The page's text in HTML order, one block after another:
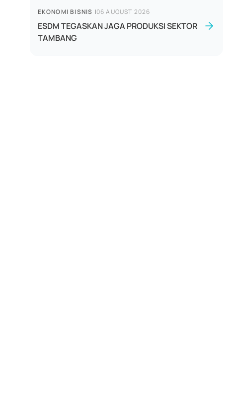
EKONOMI BISNIS |06 AUGUST 2026
ESDM TEGASKAN JAGA PRODUKSI SEKTOR
TAMBANG